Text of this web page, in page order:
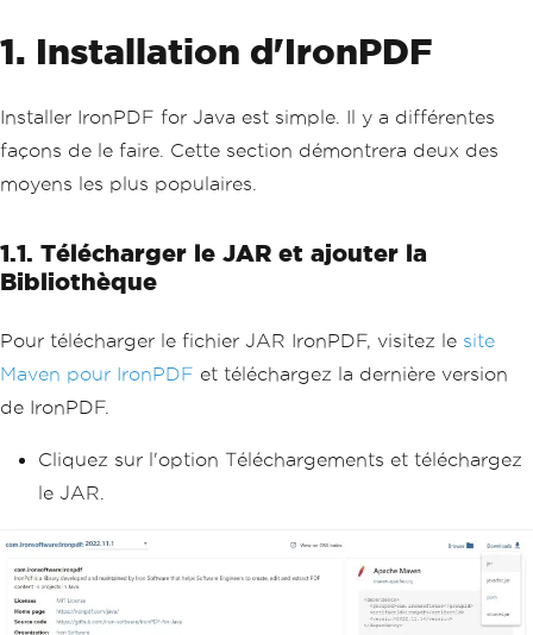
1. Installation d'IronPDF
Installer IronPDF for Java est simple. Il y a différentes
façons de le faire. Cette section démontrera deux des
moyens les plus populaires.
1.1. Télécharger le JAR et ajouter la
Bibliothèque
Pour télécharger le fichier JAR IronPDF, visitez le site
Maven pour IronPDF et téléchargez la dernière version
de IronPDF.
Cliquez sur l'option Téléchargements et téléchargez
le JAR.